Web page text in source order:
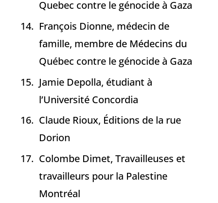
Quebec contre le génocide à Gaza
François Dionne, médecin de
famille, membre de Médecins du
Québec contre le génocide à Gaza
Jamie Depolla, étudiant à
l’Université Concordia
Claude Rioux, Éditions de la rue
Dorion
Colombe Dimet, Travailleuses et
travailleurs pour la Palestine
Montréal